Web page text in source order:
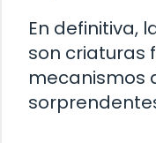
En definitiva,
son criaturas
mecanismos